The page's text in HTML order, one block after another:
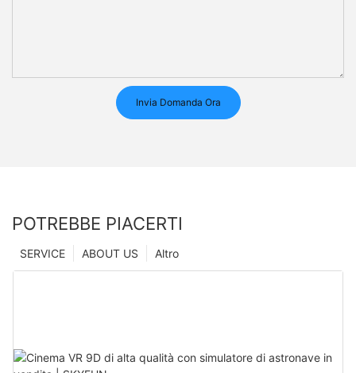
Invia Domanda Ora
POTREBBE PIACERTI
Altro
ABOUT US
SERVICE